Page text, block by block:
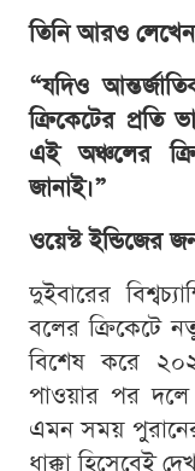
তিনি আরও
“যদিও
ক্রিকেটের
এই অঞ্চলের
জানাই।”
ওয়েস্ট ইন্ডিজের
দুইবারের
বলের ক্রিকেটে
বিশেষ করে
পাওয়ার পর দলে
এমন সময়